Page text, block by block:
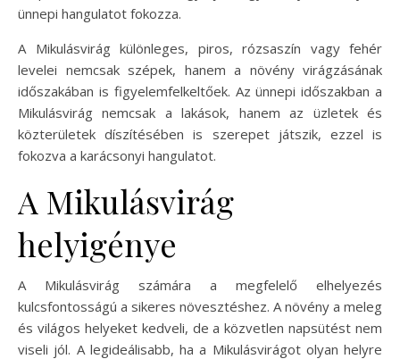
ünnepi hangulatot fokozza.
A Mikulásvirág különleges, piros, rózsaszín vagy fehér
levelei nemcsak szépek, hanem a növény virágzásának
időszakában is figyelemfelkeltőek. Az ünnepi időszakban a
Mikulásvirág nemcsak a lakások, hanem az üzletek és
közterületek díszítésében is szerepet játszik, ezzel is
fokozva a karácsonyi hangulatot.
A Mikulásvirág
helyigénye
A Mikulásvirág számára a megfelelő elhelyezés
kulcsfontosságú a sikeres növesztéshez. A növény a meleg
és világos helyeket kedveli, de a közvetlen napsütést nem
viseli jól. A legideálisabb, ha a Mikulásvirágot olyan helyre